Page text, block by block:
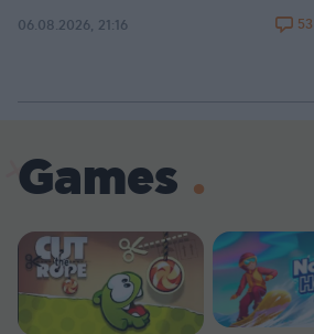
06.08.2026, 21:16 53
Games